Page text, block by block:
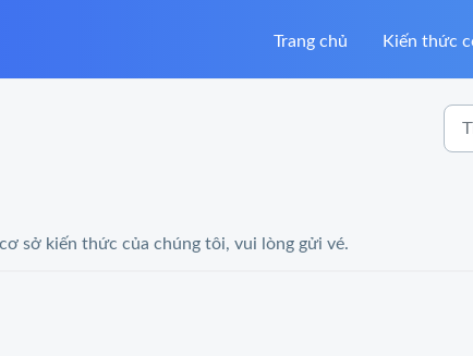
Trang chủ Kiến thức
sở kiến thức của chúng tôi, vui lòng gửi vé.